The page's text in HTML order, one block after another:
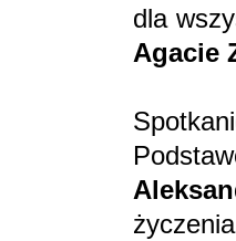
dla
Agacie